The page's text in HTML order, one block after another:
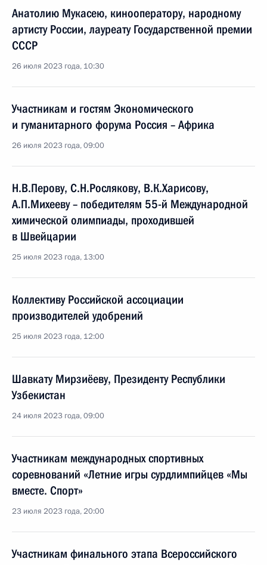
Анатолию Мукасею, кинооператору, народному
артисту России, лауреату Государственной премии
СССР
26 июля 2023 года, 10:30
Участникам и гостям Экономического
и гуманитарного форума Россия – Африка
26 июля 2023 года, 09:00
Н.В.Перову, С.Н.Рослякову, В.К.Харисову,
А.П.Михееву – победителям 55-й Международной
химической олимпиады, проходившей
в Швейцарии
25 июля 2023 года, 13:00
Коллективу Российской ассоциации
производителей удобрений
25 июля 2023 года, 12:00
Шавкату Мирзиёеву, Президенту Республики
Узбекистан
24 июля 2023 года, 09:00
Участникам международных спортивных
соревнований «Летние игры сурдлимпийцев «Мы
вместе. Спорт»
23 июля 2023 года, 20:00
Участникам финального этапа Всероссийского